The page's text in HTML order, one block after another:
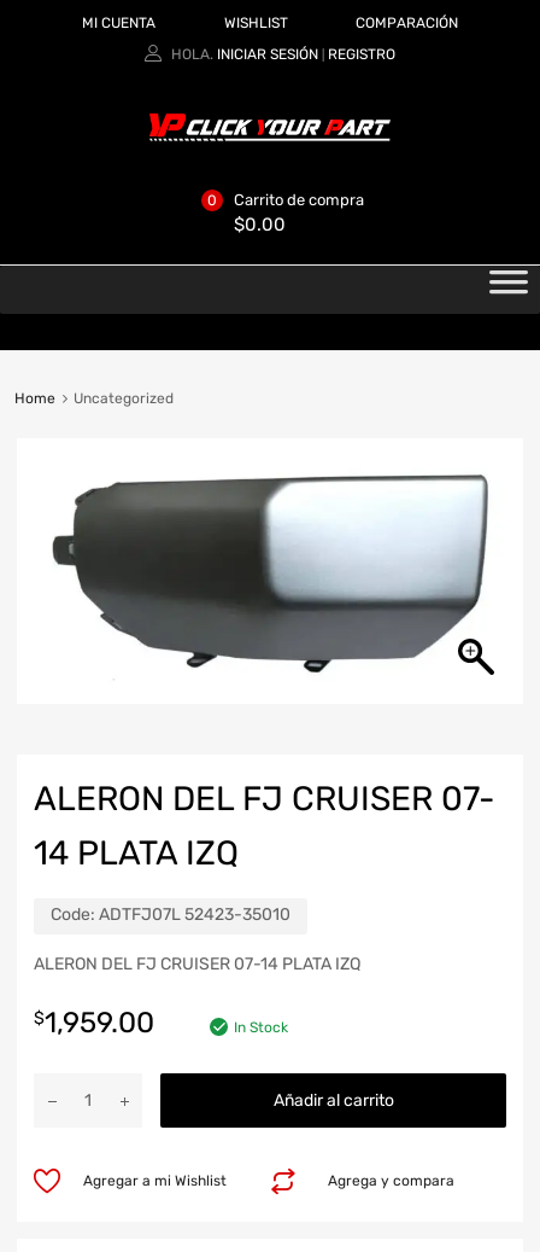
MI CUENTA WISHLIST
COMPARACIÓN
HOLA. INICIAR SESIÓN REGISTRO
Carrito de compra
$0.00
0
Home Uncategorized
ALERON DEL FJ CRUISER 07-
14 PLATA IZQ
Code: ADTFJ07L 52423-35010
ALERON DEL FJ CRUISER 07-14 PLATA IZQ
$1,959.00 In Stock
Añadir al carrito
Agrega y compara
Agregar a mi Wishlist